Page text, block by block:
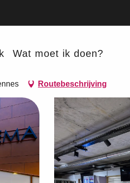
Wat moet ik doen?
Routebeschrijving